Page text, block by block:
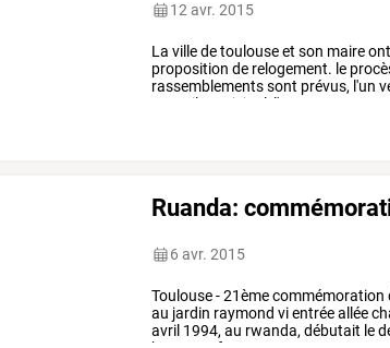
12 avr. 2015
La villedetoulouseet son maireont
proposition de relogement. le
rassemblementssont prévus, l'un
conseil municipal, l'autre
Ruanda:
6 avr. 2015
Toulouse-21èmecommémoration
au jardin raymond vientréeallée
avril 1994, au rwanda, débutait le